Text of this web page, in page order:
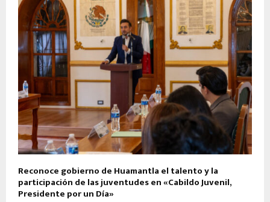
Reconoce gobierno de Huamantla el talento y la
participación de las juventudes en «Cabildo Juvenil,
Presidente por un Día»